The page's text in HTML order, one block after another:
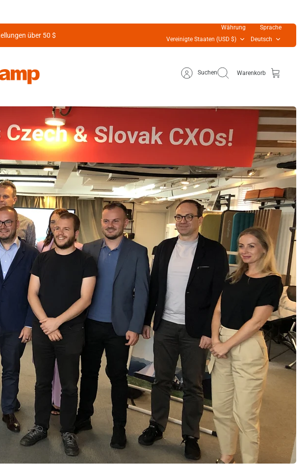
über 50 $
Währung
Vereinigte Staaten (USD $)
Sprache
Deutsch
Suchen Warenkorb